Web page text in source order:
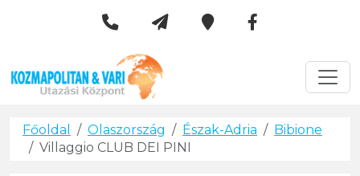
Kozmapolitan & Vári Utazási
Főoldal Olaszország Észak-Adria
Bibione
Villaggio CLUB DEI PINI